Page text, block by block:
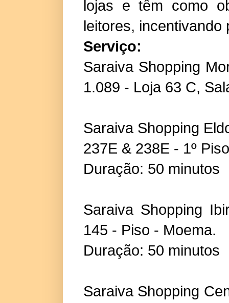
lojas e têm como
leitores,
Serviço:
Saraiva Shopping
1.089 - Loja 63 C,
Saraiva Shopping
237E & 238E - 1º
Duração: 50 minutos
Saraiva Shopping
145 - Piso - Moema.
Duração: 50 minutos
Saraiva Shopping